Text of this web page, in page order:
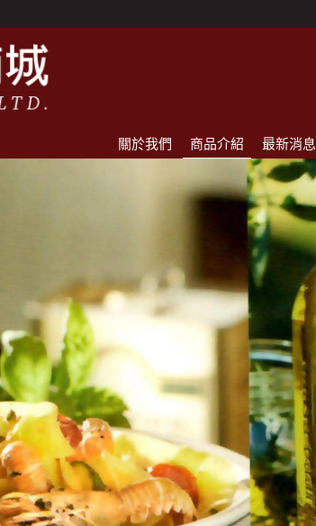
關於我們 商品介紹 最新消息